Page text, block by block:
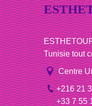
Tunisie tout
Centre
+216 21
+33 7 55